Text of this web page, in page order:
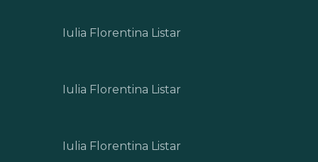
Iulia Florentina Listar
Iulia Florentina Listar
Iulia Florentina Listar